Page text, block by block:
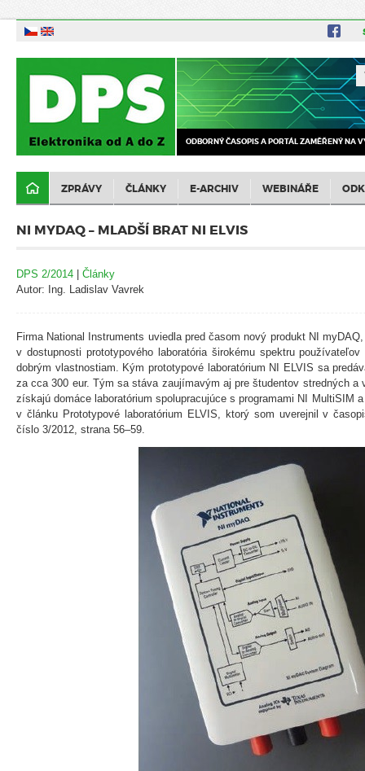
ODBORNÝ ČASOPIS A PORTÁL ZAMĚŘENÝ NA
ZPRÁVY ČLÁNKY E-ARCHIV WEBINÁŘE
NI MYDAQ – MLADŠÍ BRAT NI ELVIS
DPS 2/2014 | Články
Autor: Ing. Ladislav Vavrek
Firma National Instruments uviedla pred časom nový produkt NI
v dostupnosti prototypového laboratória širokému spektru
dobrým vlastnostiam. Kým prototypové laboratórium NI ELVIS sa
za cca 300 eur. Tým sa stáva zaujímavým aj pre študentov stredných
získajú domáce laboratórium spolupracujúce s programami NI MultiSIM
v článku Prototypové laboratórium ELVIS, ktorý som uverejnil v
číslo 3/2012, strana 56–59.